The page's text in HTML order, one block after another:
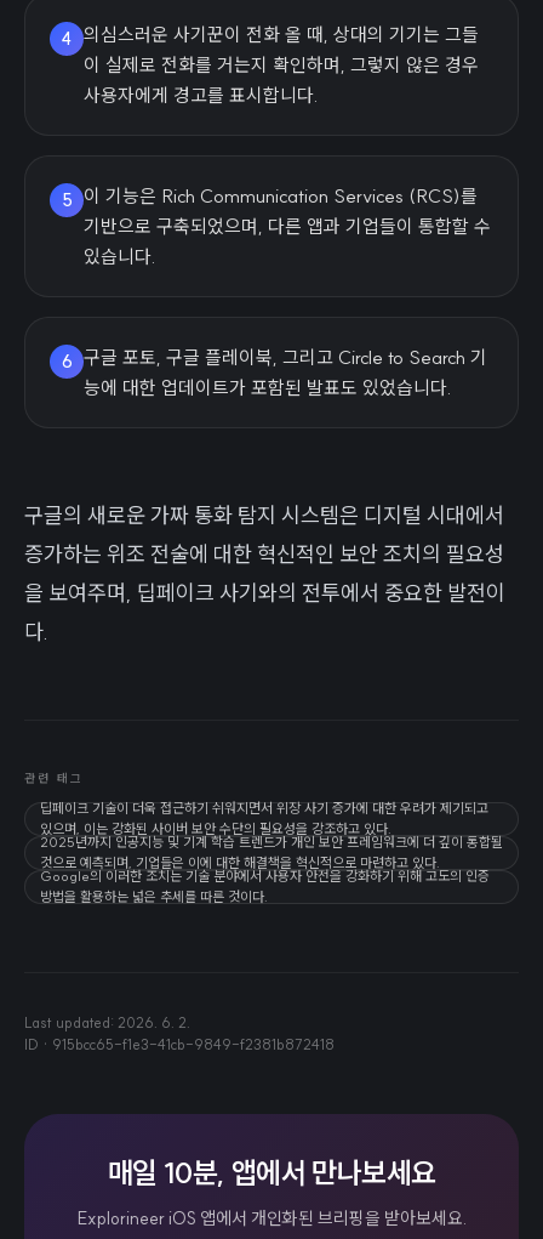
4 의심스러운 사기꾼이 전화 올 때, 상대의 기기는 그들
이 실제로 전화를 거는지 확인하며, 그렇지 않은 경우
사용자에게 경고를 표시합니다.
5
이 기능은 Rich Communication Services (RCS)를
기반으로 구축되었으며, 다른 앱과 기업들이 통합할 수
있습니다.
6 구글 포토, 구글 플레이북, 그리고 Circle to Search 기
능에 대한 업데이트가 포함된 발표도 있었습니다.
구글의 새로운 가짜 통화 탐지 시스템은 디지털 시대에서
증가하는 위조 전술에 대한 혁신적인 보안 조치의 필요성
을 보여주며, 딥페이크 사기와의 전투에서 중요한 발전이
다.
관련 태그
딥페이크 기술이 더욱 접근하기 쉬워지면서 위장 사기 증가에 대한 우려가 제기되고
있으며, 이는 강화된 사이버 보안 수단의 필요성을 강조하고 있다.
2025년까지 인공지능 및 기계 학습 트렌드가 개인 보안 프레임워크에 더 깊이 통합될
것으로 예측되며, 기업들은 이에 대한 해결책을 혁신적으로 마련하고 있다.
Google의 이러한 조치는 기술 분야에서 사용자 안전을 강화하기 위해 고도의 인증
방법을 활용하는 넓은 추세를 따른 것이다.
Last updated: 2026. 6. 2.
ID · 915bcc65-f1e3-41cb-9849-f2381b872418
매일 10분, 앱에서 만나보세요
Explorineer iOS 앱에서 개인화된 브리핑을 받아보세요.